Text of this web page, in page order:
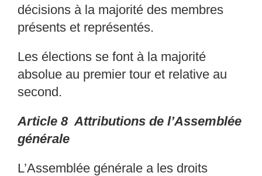
décisions à la majorité des membres
présents et représentés.
Les élections se font à la majorité
absolue au premier tour et relative au
second.
Article 8 Attributions de l’Assemblée
générale
L’Assemblée générale a les droits